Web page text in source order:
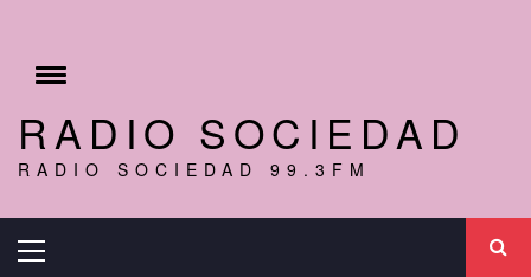
contenido
Cambiar
RADIO SOCIEDAD
RADIO SOCIEDAD 99.3FM
principal